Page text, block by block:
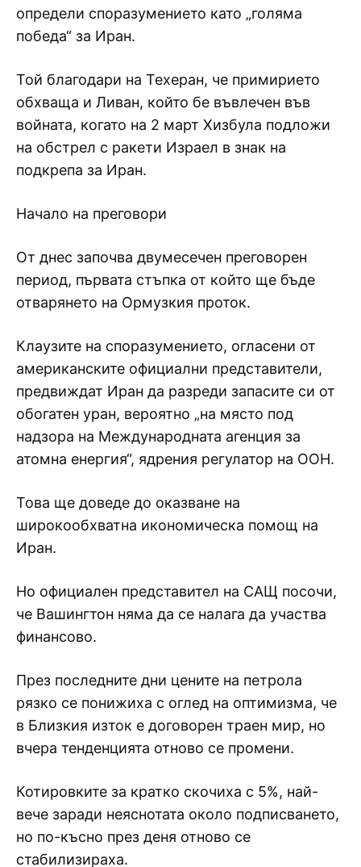
определи споразумението като „голяма
победа“ за Иран.
Той благодари на Техеран, че примирието
обхваща и Ливан, който бе въвлечен във
войната, когато на 2 март Хизбула подложи
на обстрел с ракети Израел в знак на
подкрепа за Иран.
Начало на преговори
От днес започва двумесечен преговорен
период, първата стъпка от който ще бъде
отварянето на Ормузкия проток.
Клаузите на споразумението, огласени от
американските официални представители,
предвиждат Иран да разреди запасите си от
обогатен уран, вероятно „на място под
надзора на Международната агенция за
атомна енергия“, ядрения регулатор на ООН.
Това ще доведе до оказване на
широкообхватна икономическа помощ на
Иран.
Но официален представител на САЩ посочи,
че Вашингтон няма да се налага да участва
финансово.
През последните дни цените на петрола
рязко се понижиха с оглед на оптимизма, че
в Близкия изток е договорен траен мир, но
вчера тенденцията отново се промени.
Котировките за кратко скочиха с 5%, най-
вече заради неяснотата около подписването,
но по-късно през деня отново се
стабилизираха.